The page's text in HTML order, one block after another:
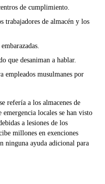
de cumplimiento.
trabajadores de almacén y los
que desaniman a hablar.
empleados musulmanes por
refería a los almacenes de
locales se han visto
a lesiones de los
millones en exenciones
ninguna ayuda adicional para